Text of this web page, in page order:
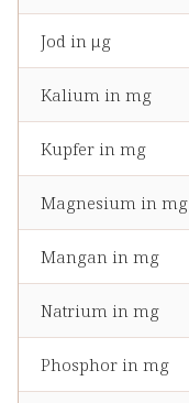
Jod in μg
Kalium in mg
Kupfer in mg
Magnesium in mg
Mangan in mg
Natrium in mg
Phosphor in mg